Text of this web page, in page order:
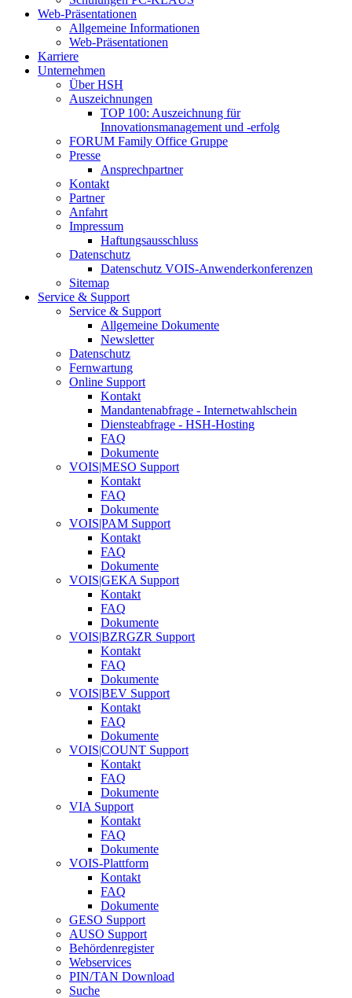
Web-Präsentationen
Allgemeine Informationen
Web-Präsentationen
Karriere
Unternehmen
Über HSH
Auszeichnungen
TOP 100: Auszeichnung für
Innovationsmanagement und -erfolg
FORUM Family Office Gruppe
Presse
Ansprechpartner
Kontakt
Partner
Anfahrt
Impressum
Haftungsausschluss
Datenschutz
Datenschutz VOIS-Anwenderkonferenzen
Sitemap
Service & Support
Service & Support
Allgemeine Dokumente
Newsletter
Datenschutz
Fernwartung
Online Support
Kontakt
Mandantenabfrage - Internetwahlschein
Diensteabfrage - HSH-Hosting
FAQ
Dokumente
VOIS|MESO Support
Kontakt
FAQ
Dokumente
VOIS|PAM Support
Kontakt
FAQ
Dokumente
VOIS|GEKA Support
Kontakt
FAQ
Dokumente
VOIS|BZRGZR Support
Kontakt
FAQ
Dokumente
VOIS|BEV Support
Kontakt
FAQ
Dokumente
VOIS|COUNT Support
Kontakt
FAQ
Dokumente
VIA Support
Kontakt
FAQ
Dokumente
VOIS-Plattform
Kontakt
FAQ
Dokumente
GESO Support
AUSO Support
Behördenregister
Webservices
PIN/TAN Download
Suche